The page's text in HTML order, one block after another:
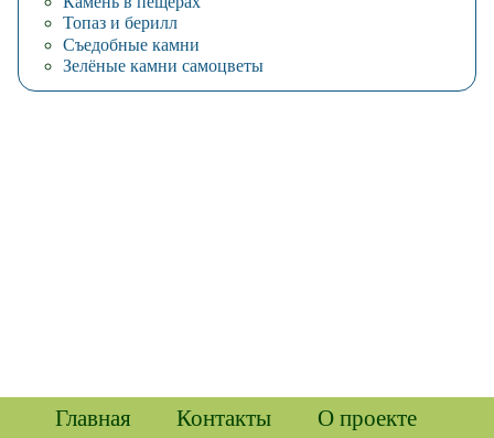
Топаз и берилл
Съедобные камни
Зелёные камни самоцветы
Главная Контакты О проекте